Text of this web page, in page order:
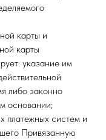
карты и
карты
указание им
либо законно
основании;
платежных систем и
Привязанную